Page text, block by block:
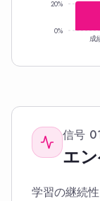
成
0%
20%
信号
エ
学習の継続